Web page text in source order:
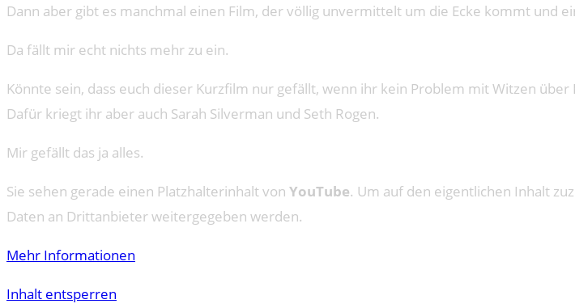
Dann aber gibt es manchmal einen Film, der völlig unvermittelt um die Ecke kommt und
Da fällt mir echt nichts mehr zu ein.
Könnte sein, dass euch dieser Kurzfilm nur gefällt, wenn ihr kein Problem mit Witzen
Dafür kriegt ihr aber auch Sarah Silverman und Seth Rogen.
Mir gefällt das ja alles.
Sie sehen gerade einen Platzhalterinhalt von YouTube. Um auf den eigentlichen Inhalt
Daten an Drittanbieter weitergegeben werden.
Mehr Informationen
Inhalt entsperren